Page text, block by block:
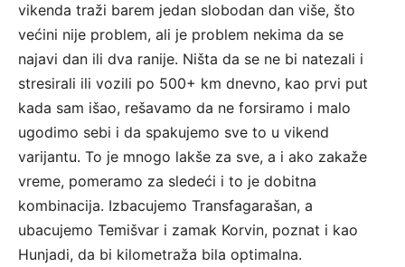
vikenda traži barem jedan slobodan dan više, što
većini nije problem, ali je problem nekima da se
najavi dan ili dva ranije. Ništa da se ne bi natezali i
stresirali ili vozili po 500+ km dnevno, kao prvi put
kada sam išao, rešavamo da ne forsiramo i malo
ugodimo sebi i da spakujemo sve to u vikend
varijantu. To je mnogo lakše za sve, a i ako zakaže
vreme, pomeramo za sledeći i to je dobitna
kombinacija. Izbacujemo Transfagarašan, a
ubacujemo Temišvar i zamak Korvin, poznat i kao
Hunjadi, da bi kilometraža bila optimalna.